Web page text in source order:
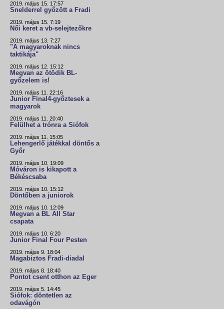
2019. május 15. 17:57
Snelderrel győzött a Fradi
2019. május 15. 7:19
Női keret a vb-selejtezőkre
2019. május 13. 7:27
"A magyaroknak nincs
taktikája"
2019. május 12. 15:12
Megvan az ötödik BL-
győzelem is!
2019. május 11. 22:16
Junior Final4-győztesek a
magyarok
2019. május 11. 20:40
Felülhet a trónra a Siófok
2019. május 11. 15:05
Lehengerlő játékkal döntős a
Győr
2019. május 10. 19:09
Móváron is kikapott a
Békéscsaba
2019. május 10. 15:12
Döntőben a juniorok
2019. május 10. 12:09
Megvan a BL All Star
csapata
2019. május 10. 6:20
Junior Final Four Pesten
2019. május 9. 18:04
Magabiztos Fradi-diadal
2019. május 8. 18:40
Pontot csent otthon az Eger
2019. május 5. 14:45
Siófok: döntetlen az
odavágón